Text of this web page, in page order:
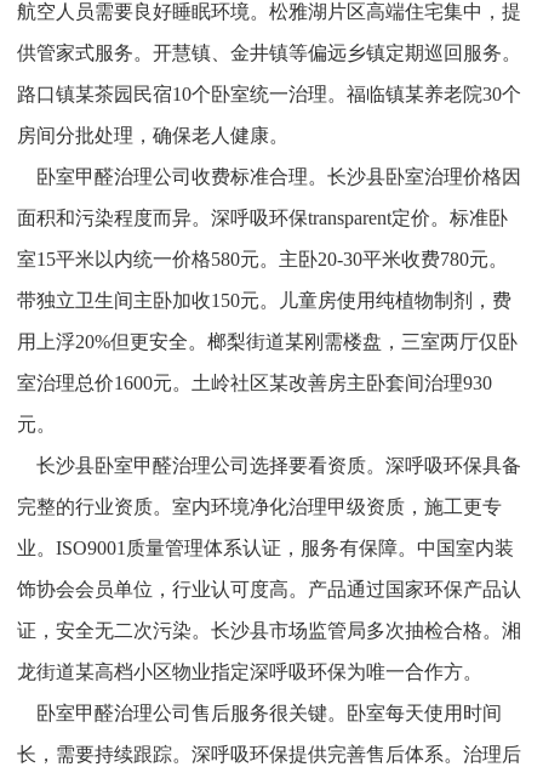
航空人员需要良好睡眠环境。松雅湖片区高端住宅集中，提
供管家式服务。开慧镇、金井镇等偏远乡镇定期巡回服务。
路口镇某茶园民宿10个卧室统一治理。福临镇某养老院30个
房间分批处理，确保老人健康。
卧室甲醛治理公司收费标准合理。长沙县卧室治理价格因
面积和污染程度而异。深呼吸环保transparent定价。标准卧
室15平米以内统一价格580元。主卧20-30平米收费780元。
带独立卫生间主卧加收150元。儿童房使用纯植物制剂，费
用上浮20%但更安全。榔梨街道某刚需楼盘，三室两厅仅卧
室治理总价1600元。土岭社区某改善房主卧套间治理930
元。
长沙县卧室甲醛治理公司选择要看资质。深呼吸环保具备
完整的行业资质。室内环境净化治理甲级资质，施工更专
业。ISO9001质量管理体系认证，服务有保障。中国室内装
饰协会会员单位，行业认可度高。产品通过国家环保产品认
证，安全无二次污染。长沙县市场监管局多次抽检合格。湘
龙街道某高档小区物业指定深呼吸环保为唯一合作方。
卧室甲醛治理公司售后服务很关键。卧室每天使用时间
长，需要持续跟踪。深呼吸环保提供完善售后体系。治理后